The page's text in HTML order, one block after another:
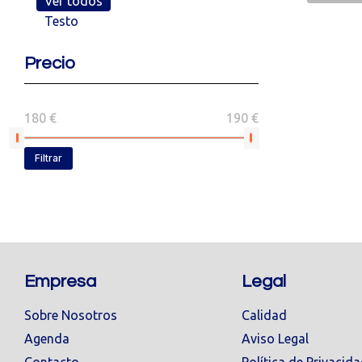
Testo
Precio
180 € 190 €
Filtrar
Empresa
Sobre Nosotros
Agenda
Legal
Calidad
Aviso Legal